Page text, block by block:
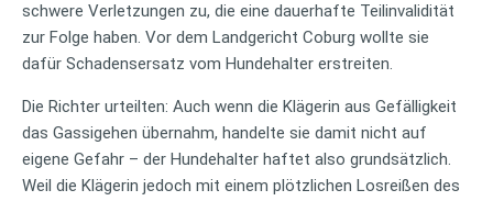
schwere Verletzungen zu, die eine dauerhafte Teilinvalidität
zur Folge haben. Vor dem Landgericht Coburg wollte sie
dafür Schadensersatz vom Hundehalter erstreiten.
Die Richter urteilten: Auch wenn die Klägerin aus Gefälligkeit
das Gassigehen übernahm, handelte sie damit nicht auf
eigene Gefahr – der Hundehalter haftet also grundsätzlich.
Weil die Klägerin jedoch mit einem plötzlichen Losreißen des